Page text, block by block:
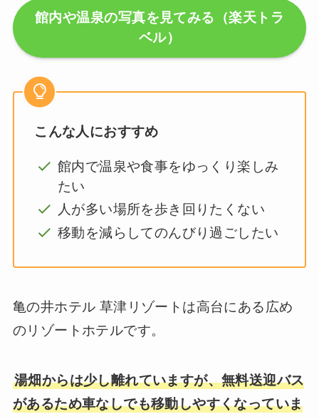
館内や温泉の写真を見てみる（楽天トラ
ベル）
こんな人におすすめ
館内で温泉や食事をゆっくり楽しみ
たい
人が多い場所を歩き回りたくない
移動を減らしてのんびり過ごしたい
亀の井ホテル 草津リゾートは高台にある広め
のリゾートホテルです。
湯畑からは少し離れていますが、無料送迎バス
があるため車なしでも移動しやすくなっていま